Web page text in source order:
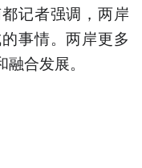
记者强调，两岸
事情。两岸更多
合发展。